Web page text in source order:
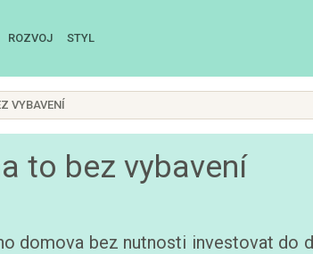
ROZVOJ STYL
VYBAVENÍ
to bez vybavení
domova bez nutnosti investovat do